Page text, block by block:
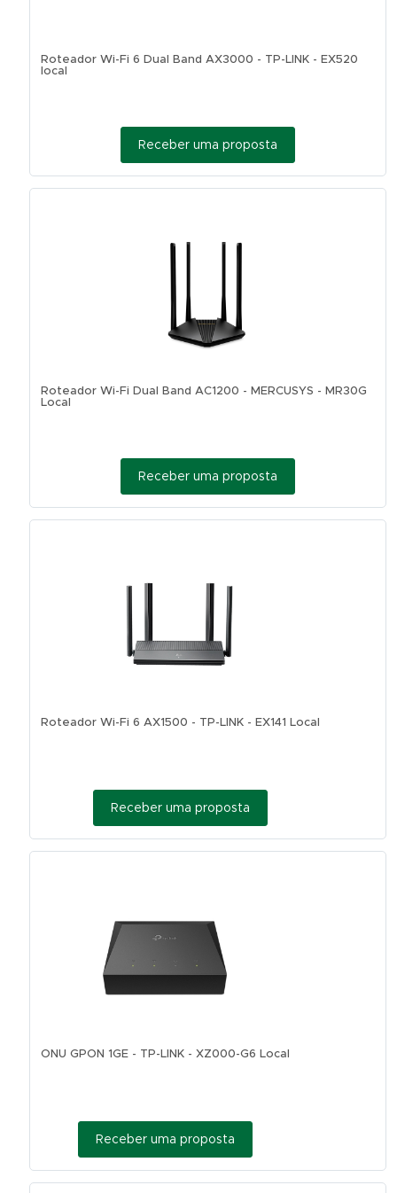
Roteador Wi-Fi 6 Dual Band AX3000 - TP-LINK - EX520
local
Receber uma proposta
Roteador Wi-Fi Dual Band AC1200 - MERCUSYS - MR30G
Local
Receber uma proposta
Roteador Wi-Fi 6 AX1500 - TP-LINK - EX141 Local
Receber uma proposta
ONU GPON 1GE - TP-LINK - XZ000-G6 Local
Receber uma proposta